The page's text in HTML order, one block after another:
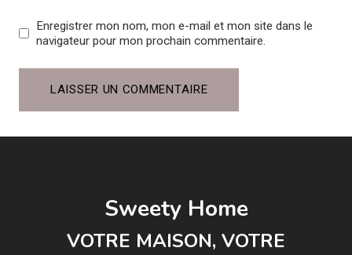
Enregistrer mon nom, mon e-mail et mon site dans le
navigateur pour mon prochain commentaire.
Sweety Home
VOTRE MAISON, VOTRE